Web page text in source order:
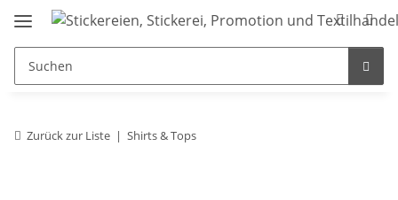
Zurück zur Liste Shirts & Tops